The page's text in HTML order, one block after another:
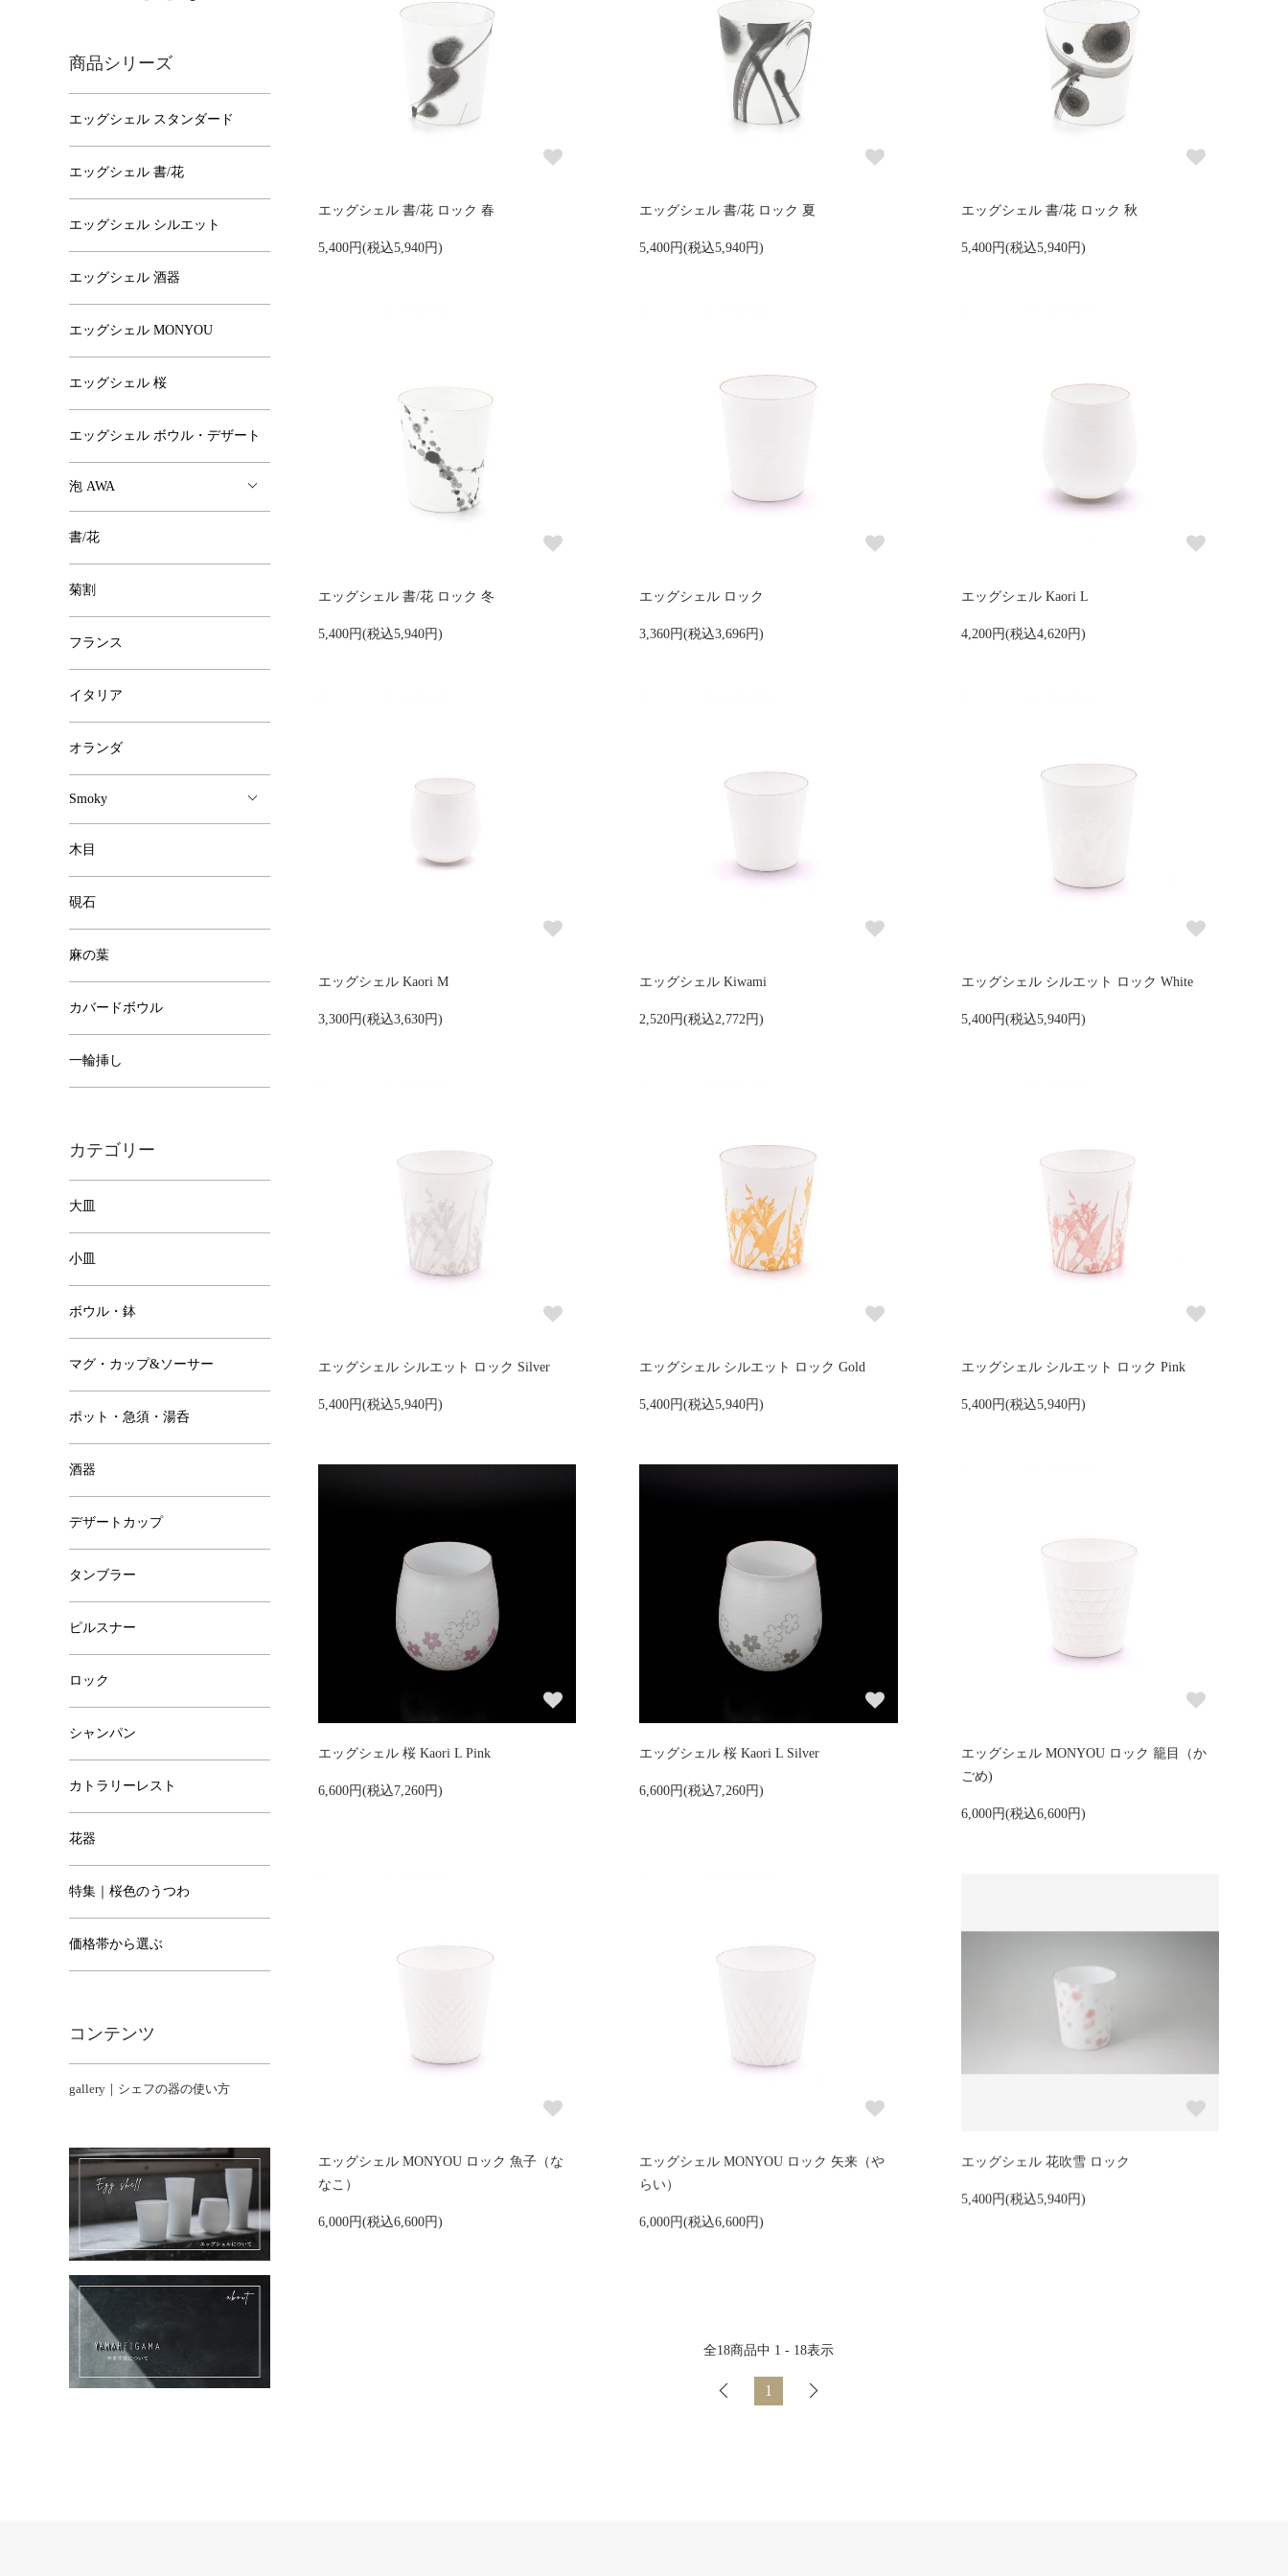
エッグシェル 書/花 ロック 春
5,400円(税込5,940円)
エッグシェル 書/花 ロック 夏
5,400円(税込5,940円)
エッグシェル 書/花 ロック 秋
5,400円(税込5,940円)
エッグシェル 書/花 ロック 冬
5,400円(税込5,940円)
エッグシェル ロック
3,360円(税込3,696円)
エッグシェル Kaori L
4,200円(税込4,620円)
エッグシェル Kaori M
3,300円(税込3,630円)
エッグシェル Kiwami
2,520円(税込2,772円)
エッグシェル シルエット ロック White
5,400円(税込5,940円)
エッグシェル シルエット ロック Silver
5,400円(税込5,940円)
エッグシェル シルエット ロック Gold
5,400円(税込5,940円)
エッグシェル シルエット ロック Pink
5,400円(税込5,940円)
エッグシェル 桜 Kaori L Pink
6,600円(税込7,260円)
エッグシェル 桜 Kaori L Silver
6,600円(税込7,260円)
エッグシェル MONYOU ロック 籠目（か
ごめ)
6,000円(税込6,600円)
エッグシェル MONYOU ロック 魚子（な
なこ）
6,000円(税込6,600円)
エッグシェル MONYOU ロック 矢来（や
らい）
6,000円(税込6,600円)
エッグシェル 花吹雪 ロック
5,400円(税込5,940円)
全18商品中 1 - 18表示
1
商品シリーズ
エッグシェル スタンダード
エッグシェル 書/花
エッグシェル シルエット
エッグシェル 酒器
エッグシェル MONYOU
エッグシェル 桜
エッグシェル ボウル・デザート
泡 AWA
書/花
菊割
フランス
イタリア
オランダ
Smoky
木目
硯石
麻の葉
カバードボウル
一輪挿し
カテゴリー
大皿
小皿
ボウル・鉢
マグ・カップ&ソーサー
ポット・急須・湯呑
酒器
デザートカップ
タンブラー
ピルスナー
ロック
シャンパン
カトラリーレスト
花器
特集｜桜色のうつわ
価格帯から選ぶ
コンテンツ
gallery｜シェフの器の使い方